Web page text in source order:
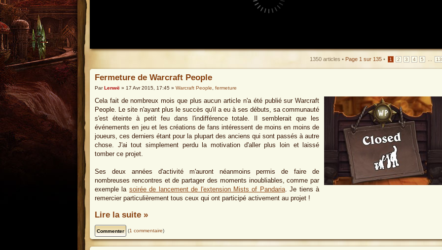
1350 articles • Page 1 sur 135 • 1 2 3 4 5
Fermeture de Warcraft People
ParLenwë » 17 Avr 2015, 17:45 » Warcraft People fermeture
Cela fait de nombreux mois que plus aucun article n'a été publié sur Warcraft
People. Le site n'ayant plus le succès qu'il a eu à ses débuts, sa communauté
s'est éteinte à petit feu dans l'indifférence totale. Il semblerait que les
événements en jeu et les créations de fans intéressent de moins en moins de
joueurs, ces derniers étant pour la plupart des anciens qui sont passés à autre
chose. J'ai tout simplement perdu la motivation d'aller plus loin et laissé
tomber ce projet.
Ses deux années d'activité m'auront néanmoins permis de faire de
nombreuses rencontres et de partager des moments inoubliables, comme par
exemple la soirée de lancement de l'extension Mists of Pandaria. Je tiens à
remercier particulièrement tous ceux qui ont participé activement au projet !
Lire la suite »
(1 commentaire)